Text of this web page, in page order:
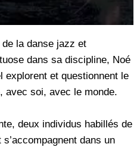
la danse jazz et
dans sa discipline, Noé
explorent et questionnent le
avec soi, avec le monde.
deux individus habillés de
dans un